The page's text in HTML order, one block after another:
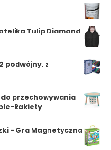
Tulip Diamond
podwójny, z
przechowywania
Rakiety
- Gra Magnetyczna